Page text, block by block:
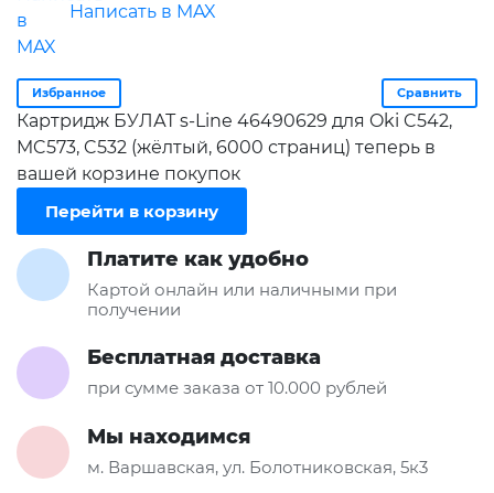
Написать в MAX
Избранное Сравнить
Картридж БУЛАТ s-Line 46490629 для Oki C542,
MC573, C532 (жёлтый, 6000 страниц) теперь в
вашей корзине покупок
Перейти в корзину
Платите как удобно
Картой онлайн или наличными при
получении
Бесплатная доставка
при сумме заказа от 10.000 рублей
Мы находимся
м. Варшавская, ул. Болотниковская, 5к3